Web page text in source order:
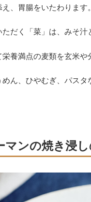
、胃腸をいたわります。
だく「菜」は、みそ汁
養満点の麦類を玄米や
ん、ひやむぎ、パス
マンの焼き浸